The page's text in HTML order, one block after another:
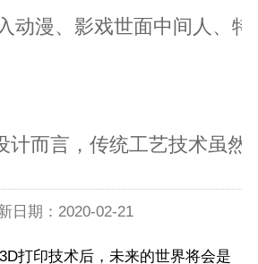
漫、影戏世面中间人、特
言，传统工艺技术虽然重
日期：2020-02-21
打印技术后，未来的世界将会是